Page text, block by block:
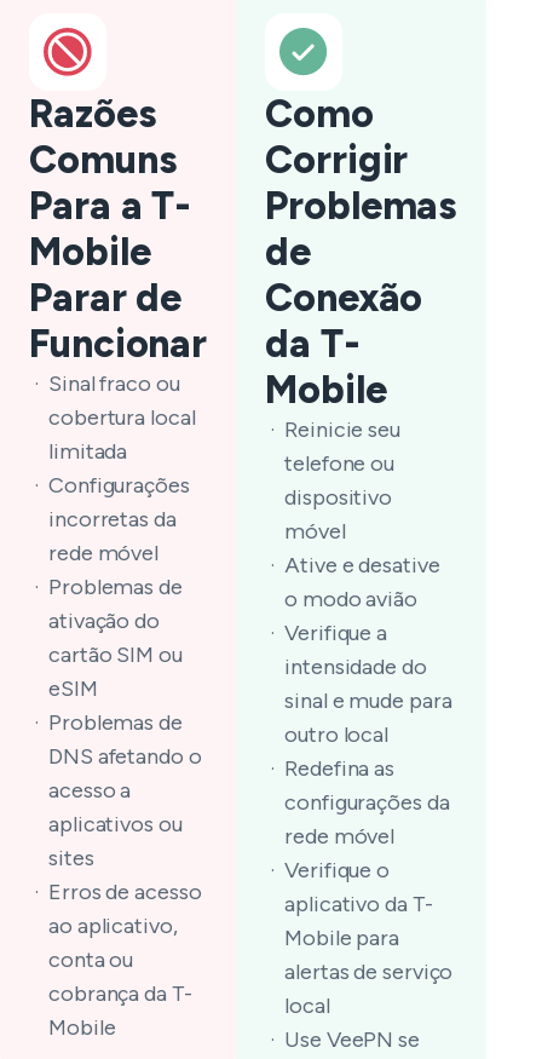
Razões
Comuns
Para a T-
Mobile
Parar de
Funcionar
Sinal fraco ou
cobertura local
limitada
Configurações
incorretas da
rede móvel
Problemas de
ativação do
cartão SIM ou
eSIM
Problemas de
DNS afetando o
acesso a
aplicativos ou
sites
Erros de acesso
ao aplicativo,
conta ou
cobrança da T-
Mobile
Como
Corrigir
Problemas
de
Conexão
da T-
Mobile
Reinicie seu
telefone ou
dispositivo
móvel
Ative e desative
o modo avião
Verifique a
intensidade do
sinal e mude para
outro local
Redefina as
configurações da
rede móvel
Verifique o
aplicativo da T-
Mobile para
alertas de serviço
local
Use VeePN se